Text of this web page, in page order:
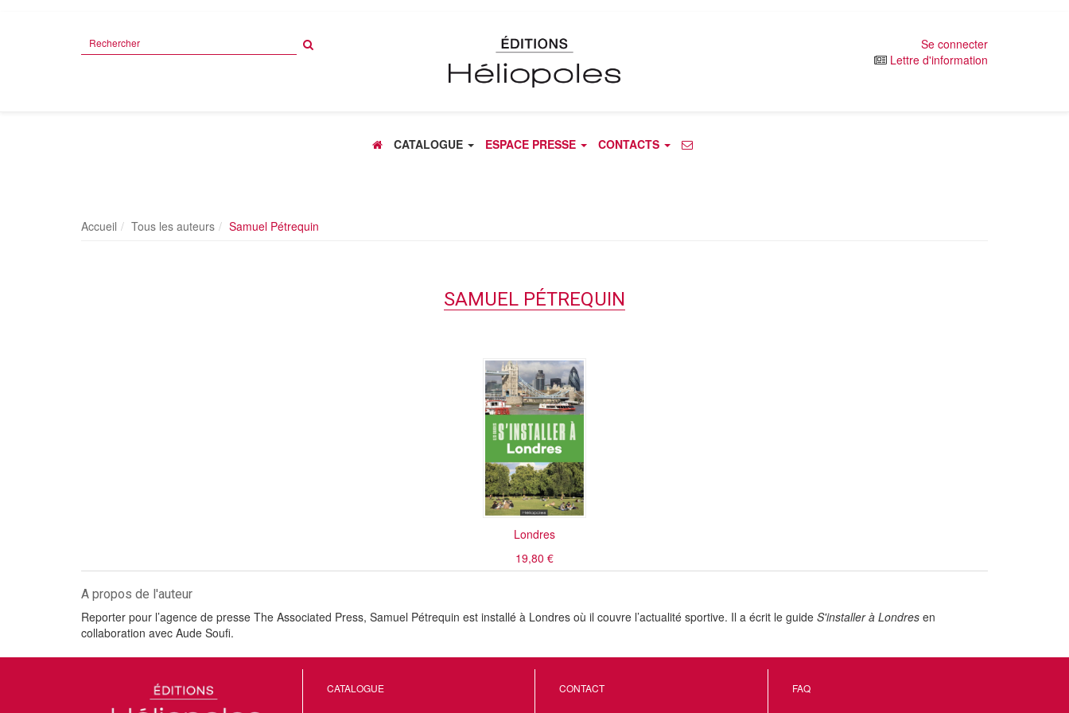
sur
Se connecter
Lettre d'information
CATALOGUE ESPACE PRESSE CONTACTS
Accueil Tous les auteurs Samuel Pétrequin
SAMUEL PÉTREQUIN
Londres
19,80 €
A propos de l'auteur
Reporter pour l’agence de presse The Associated Press, Samuel Pétrequin est installé à Londres où il couvre l’actualité sportive. Il a écrit le guide S'installer à Londres en
collaboration avec Aude Soufi.
CATALOGUE CONTACT FAQ